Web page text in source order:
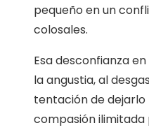
pequeño en un
colosales.
Esa desconfianza
la angustia, al
tentación de dejarlo
compasión